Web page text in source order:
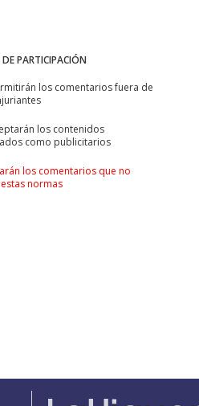
PARTICIPACIÓN
los comentarios fuera de
los contenidos
como publicitarios
los comentarios que no
normas